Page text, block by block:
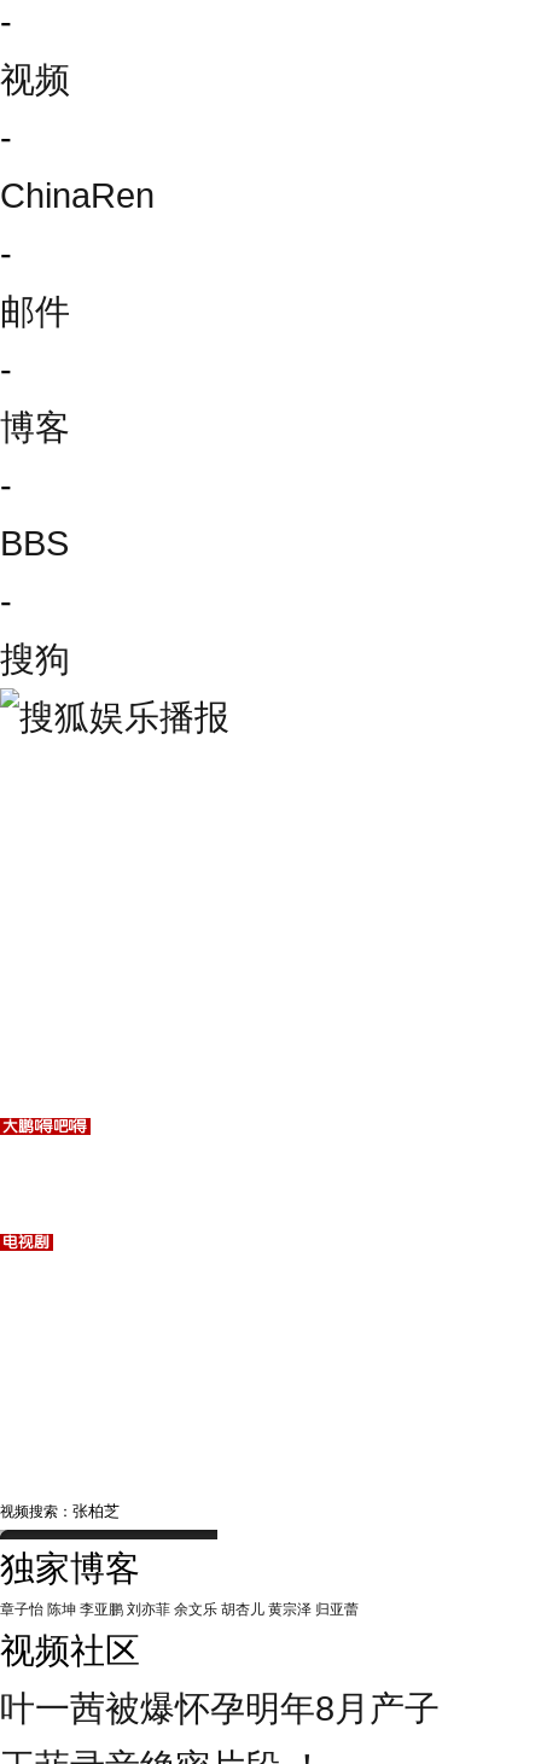
-
视频
-
ChinaRen
-
邮件
-
博客
-
BBS
-
搜狗
视频搜索：
独家博客
章子怡 陈坤 李亚鹏 刘亦菲 余文乐 胡杏儿 黄宗泽 归亚蕾
视频社区
叶一茜被爆怀孕明年8月产子